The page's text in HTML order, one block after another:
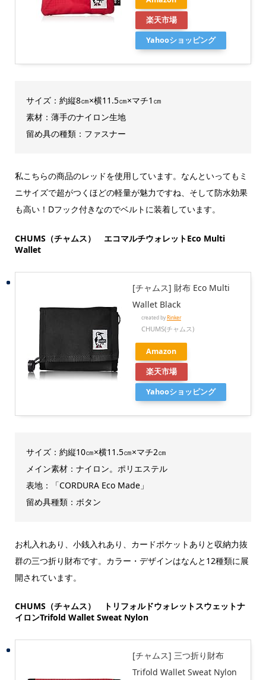
楽天市場
Yahooショッピング
サイズ：約縦8㎝×横11.5㎝×マチ1㎝
素材：薄手のナイロン生地
留め具の種類：ファスナー
私こちらの商品のレッドを使用しています。なんといってもミ
ニサイズで超がつくほどの軽量が魅力ですね、そして防水効果
も高い！Dフック付きなのでベルトに装着しています。
CHUMS（チャムス） エコマルチウォレットEco Multi
Wallet
[チャムス] 財布 Eco Multi
Wallet Black
created byRinker
CHUMS(チャムス)
Amazon
楽天市場
Yahooショッピング
サイズ：約縦10㎝×横11.5㎝×マチ2㎝
メイン素材：ナイロン。ポリエステル
表地：「CORDURA Eco Made」
留め具種類：ボタン
お札入れあり、小銭入れあり、カードポケットありと収納力抜
群の三つ折り財布です。カラー・デザインはなんと12種類に展
開されています。
CHUMS（チャムス） トリフォルドウォレットスウェットナ
イロンTrifold Wallet Sweat Nylon
[チャムス] 三つ折り財布
Trifold Wallet Sweat Nylon